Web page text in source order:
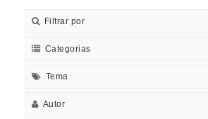
Filtrar por
Categorias
Tema
Autor